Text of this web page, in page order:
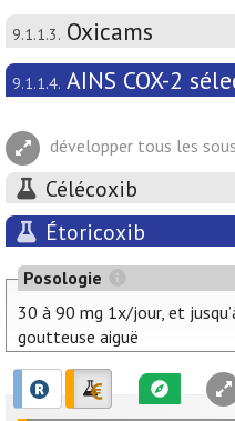
9.1.1.3. Oxicams
9.1.1.4. AINS COX-2
développer tous les
Célécoxib
Étoricoxib
Posologie
30 à 90 mg 1x/jour, et
goutteuse aiguë